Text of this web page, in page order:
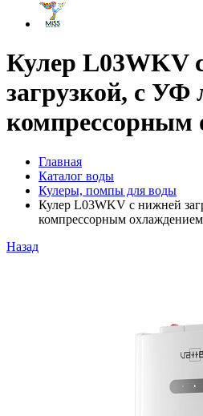
Кулер L03WKV
загрузкой, c УФ
компрессорным
Главная
Каталог воды
Кулеры, помпы для воды
Кулер L03WKV с нижней
компрессорным охлаждением
Назад